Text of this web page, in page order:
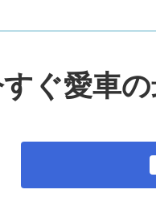
ぐ愛車